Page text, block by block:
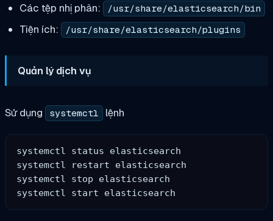
Các tệp nhị phân: /usr/share/elasticsearch/bin
Tiện ích: /usr/share/elasticsearch/plugins
Quản lý dịch vụ
Sử dụng systemctl lệnh
systemctl status elasticsearch
systemctl restart elasticsearch
systemctl stop elasticsearch